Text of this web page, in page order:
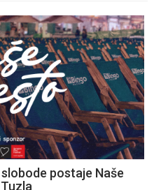
postaje Naše